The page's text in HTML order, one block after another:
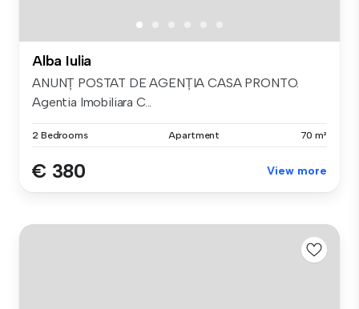
Alba Iulia
ANUNȚ POSTAT DE AGENȚIA CASA PRONTO.
Agentia Imobiliara C...
2 Bedrooms Apartment 70 m²
€ 380 View more